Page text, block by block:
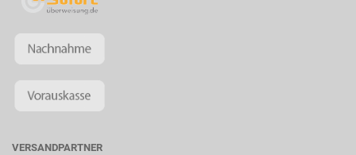
VERSANDPARTNER